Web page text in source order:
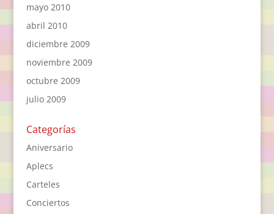
mayo 2010
abril 2010
diciembre 2009
noviembre 2009
octubre 2009
julio 2009
Categorías
Aniversario
Aplecs
Carteles
Conciertos